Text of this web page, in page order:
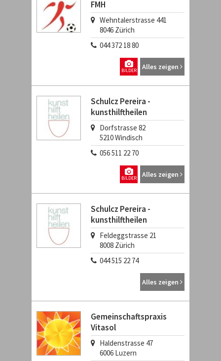
FMH
Wehntalerstrasse 441
8046 Zürich
044 372 18 80
Alles zeigen
BILDER
Schulcz Pereira -
kunsthilftheilen
Dorfstrasse 82
5210Windisch
056 511 22 70
Alles zeigen
BILDER
Schulcz Pereira -
kunsthilftheilen
Feldeggstrasse 21
8008 Zürich
044 515 22 74
Alles zeigen
Gemeinschaftspraxis
Vitasol
Haldenstrasse 47
6006 Luzern